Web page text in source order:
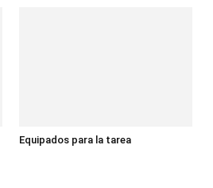
Equipados para la tarea